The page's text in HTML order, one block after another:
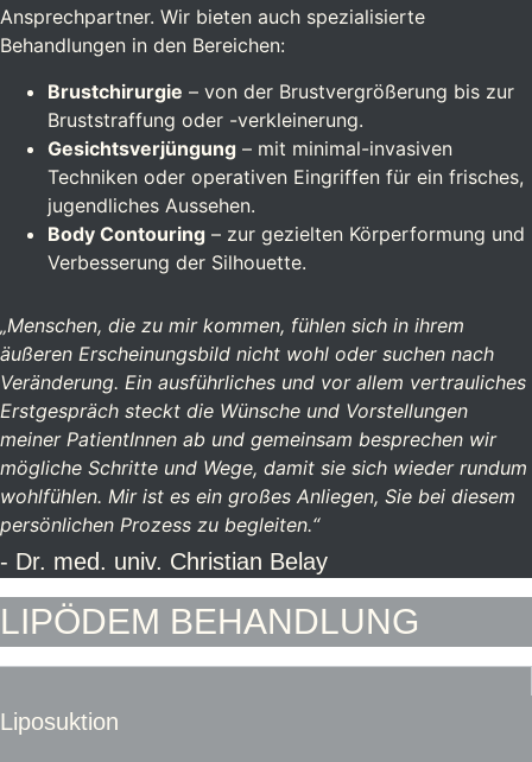
Ansprechpartner. Wir bieten auch spezialisierte
Behandlungen in den Bereichen:
Brustchirurgie – von der Brustvergrößerung bis zur
Bruststraffung oder -verkleinerung.
Gesichtsverjüngung – mit minimal-invasiven
Techniken oder operativen Eingriffen für ein frisches,
jugendliches Aussehen.
Body Contouring – zur gezielten Körperformung und
Verbesserung der Silhouette.
„Menschen, die zu mir kommen, fühlen sich in ihrem
äußeren Erscheinungsbild nicht wohl oder suchen nach
Veränderung. Ein ausführliches und vor allem vertrauliches
Erstgespräch steckt die Wünsche und Vorstellungen
meiner PatientInnen ab und gemeinsam besprechen wir
mögliche Schritte und Wege, damit sie sich wieder rundum
wohlfühlen. Mir ist es ein großes Anliegen, Sie bei diesem
persönlichen Prozess zu begleiten.“
- Dr. med. univ. Christian Belay
LIPÖDEM BEHANDLUNG
Liposuktion